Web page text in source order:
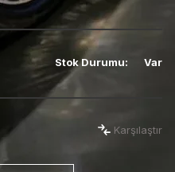
Stok Durumu: Var
Karşılaştır